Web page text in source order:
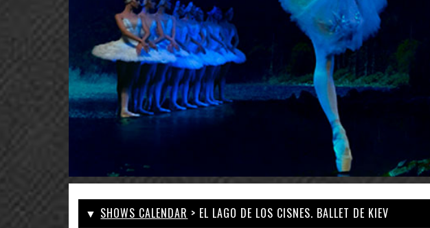
▼ SHOWS CALENDAR > EL LAGO DE LOS CISNES. BALLET DE KIEV